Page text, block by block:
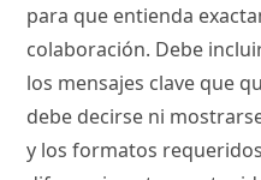
para que entienda
colaboración. Debe
los mensajes clave que
debe decirse ni
y los formatos